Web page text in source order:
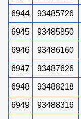
6944 93485726
6945 93485850
6946 93486160
6947 93487626
6948 93488218
6949 93488316